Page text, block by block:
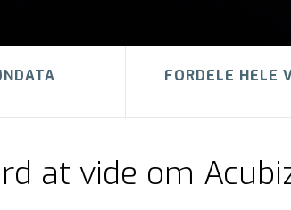
FORDELE HELE
at vide om